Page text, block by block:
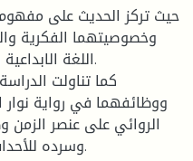
حيث تركز الحديث على مفهوم
وخصوصيتهما الفكرية
اللغة
كما تناولت
ووظائفهما في رواية
الروائي على عنصر
وسرده للأحداث ثم علاقاتهما بالمكونات الأخرى.